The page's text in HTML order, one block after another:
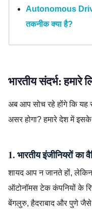
Autonomous
तकनीक क्या है?
भारतीय संदर्भ: हमारे
अब आप सोच रहे होंगे कि यह
असर होगा? हमारे देश में इसके
1. भारतीय इंजीनियरों का
शायद आप न जानते हों,
ऑटोनॉमस टेक कंपनियों के
बेंगलुरु, हैदराबाद और पुणे